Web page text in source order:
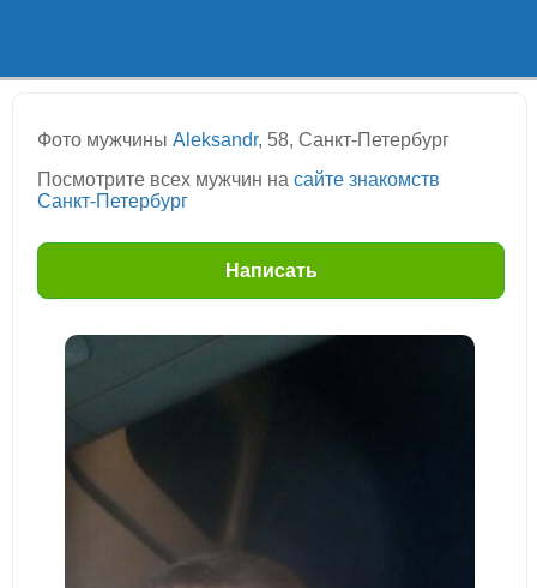
Фото мужчины Aleksandr, 58, Санкт-Петербург
Посмотрите всех мужчин на сайте знакомств
Санкт-Петербург
Написать